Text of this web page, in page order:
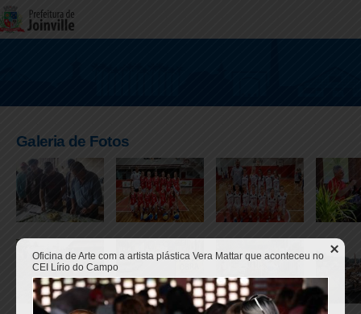
Galeria de Fotos
Oficina de Arte com a artista plástica Vera Mattar que aconteceu no
CEI Lírio do Campo